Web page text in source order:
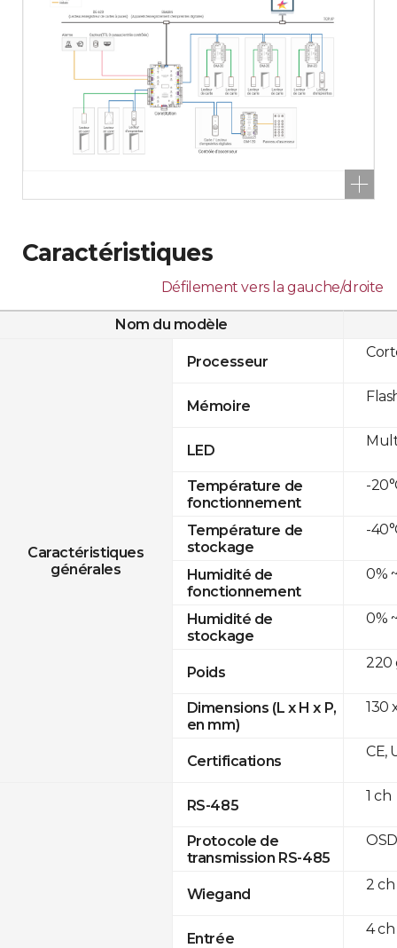
Caractéristiques
Défilement vers la gauche/droite
Nom du modèle
Caractéristiques
générales
Processeur
Mémoire
LED
Température de
fonctionnement
Température de
stockage
Humidité de
fonctionnement
Humidité de
stockage
Poids
Dimensions (L x H x P,
en mm)
Certifications
RS-485
Protocole de
transmission RS-485
Wiegand
Entrée
-
-
0%
0%
220
130
CE,
1 ch
2
4 ch